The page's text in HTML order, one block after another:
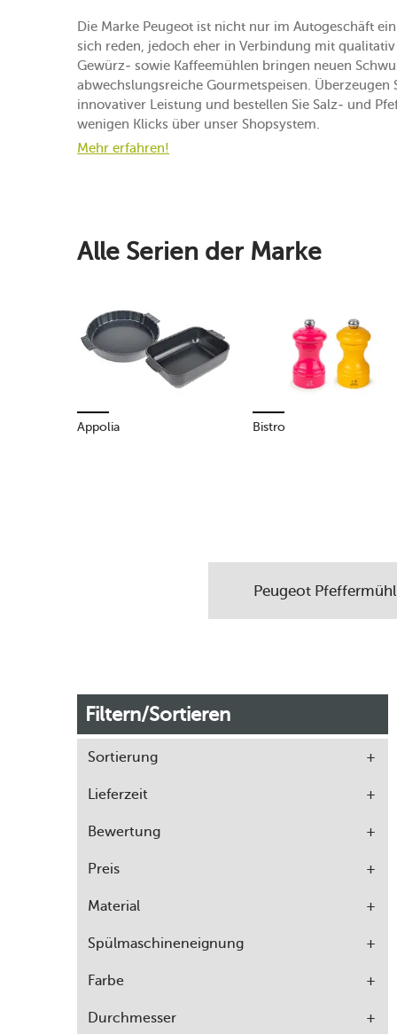
Die Marke Peugeot ist nicht nur im Autogeschäft
sich reden, jedoch eher in Verbindung mit
Gewürz- sowie Kaffeemühlen bringen neuen
abwechslungsreiche Gourmetspeisen.
innovativer Leistung und bestellen Sie Salz- und
wenigen Klicks über unser Shopsystem.
Mehr erfahren!
Alle Serien der Marke
Appolia Bistro
Peugeot
Filtern/Sortieren
Sortierung
Lieferzeit
Bewertung
Preis
Material
Spülmaschineneignung
Farbe
Durchmesser